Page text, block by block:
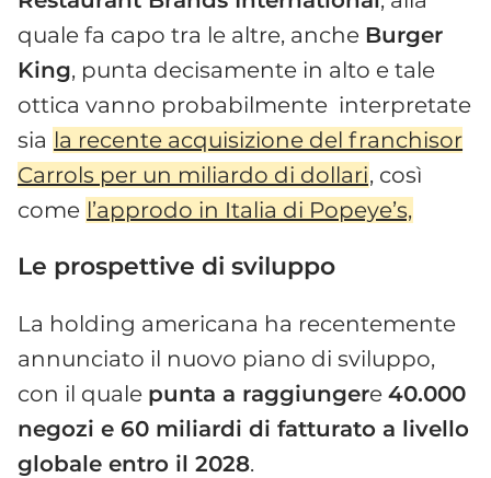
quale fa capo tra le altre, anche Burger
King, punta decisamente in alto e tale
ottica vanno probabilmente interpretate
sia la recente acquisizione del franchisor
Carrols per un miliardo di dollari, così
come l’approdo in Italia di Popeye’s,
Le prospettive di sviluppo
La holding americana ha recentemente
annunciato il nuovo piano di sviluppo,
con il quale punta a raggiungere 40.000
negozi e 60 miliardi di fatturato a livello
globale entro il 2028.